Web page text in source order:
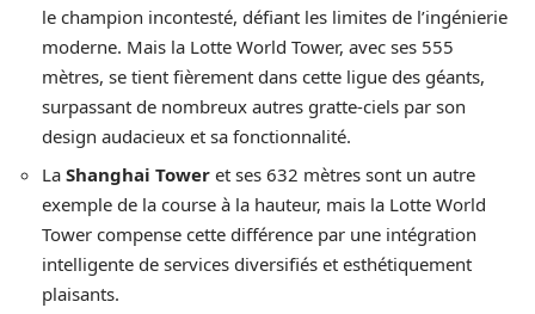
le champion incontesté, défiant les limites de l’ingénierie
moderne. Mais la Lotte World Tower, avec ses 555
mètres, se tient fièrement dans cette ligue des géants,
surpassant de nombreux autres gratte-ciels par son
design audacieux et sa fonctionnalité.
La Shanghai Tower et ses 632 mètres sont un autre
exemple de la course à la hauteur, mais la Lotte World
Tower compense cette différence par une intégration
intelligente de services diversifiés et esthétiquement
plaisants.